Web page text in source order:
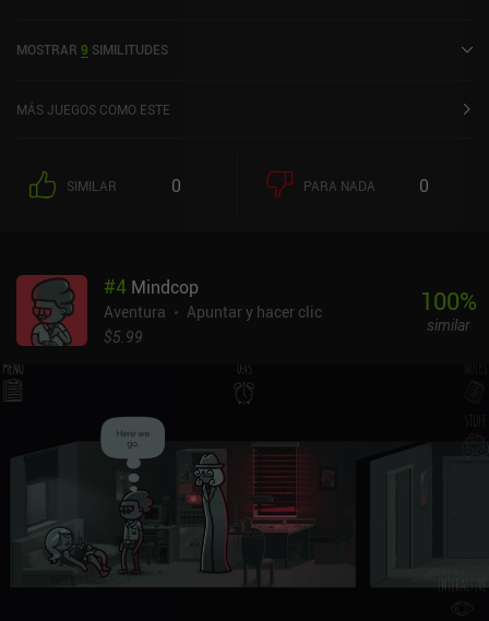
el original, esta versión "Director's Cut" añade un par de escenas
general, endereza la historia. Todo ello sin hacerla menos
un pixel art muy detallado, coloridas localizaciones, personajes
memorables y diálogos totalmente locutados. Afortunadamente,
emocionante proceso de desentrañar el oscuro misterio y el
auténtico trabajo detectivesco que conlleva, algunos de los
elementos de la historia tenían poco sentido para mí y dejaban
desvelarlos aquí. En general, se trata de una aventura de gran
calidad que no dejará insatisfecho a ningún aficionado al género.
Kathy Rain: Director's Cut es un juego premium para Android e iOS
sin anuncios ni iAP.
MOSTRAR 9 SIMILITUDES
MÁS JUEGOS COMO ESTE
SIMILAR 0 PARA NADA 0
#4 Mindcop
Aventura
Apuntar y hacer clic
$5.99
100%
similar